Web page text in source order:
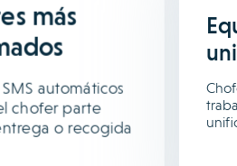
más
automáticos
chofer parte
o recogida